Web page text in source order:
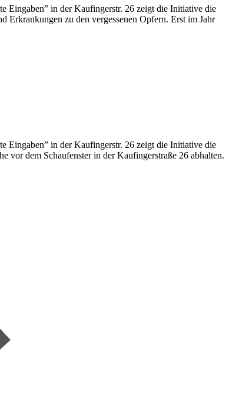
Eingaben” in der Kaufingerstr. 26 zeigt die Initiative die
Erkrankungen zu den vergessenen Opfern. Erst im Jahr
Eingaben” in der Kaufingerstr. 26 zeigt die Initiative die
vor dem Schaufenster in der Kaufingerstraße 26 abhalten.